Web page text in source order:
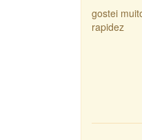
gostei
rapidez